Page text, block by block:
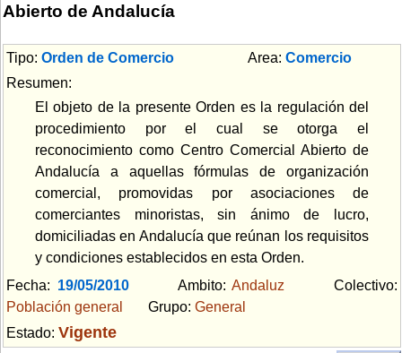
Abierto de Andalucía
Tipo: Orden de Comercio Area: Comercio
Resumen:
El objeto de la presente Orden es la regulación del
procedimiento por el cual se otorga el
reconocimiento como Centro Comercial Abierto de
Andalucía a aquellas fórmulas de organización
comercial, promovidas por asociaciones de
comerciantes minoristas, sin ánimo de lucro,
domiciliadas en Andalucía que reúnan los requisitos
y condiciones establecidos en esta Orden.
Fecha: 19/05/2010Ambito:Andaluz Colectivo:
Población general
Grupo: General
Estado: Vigente